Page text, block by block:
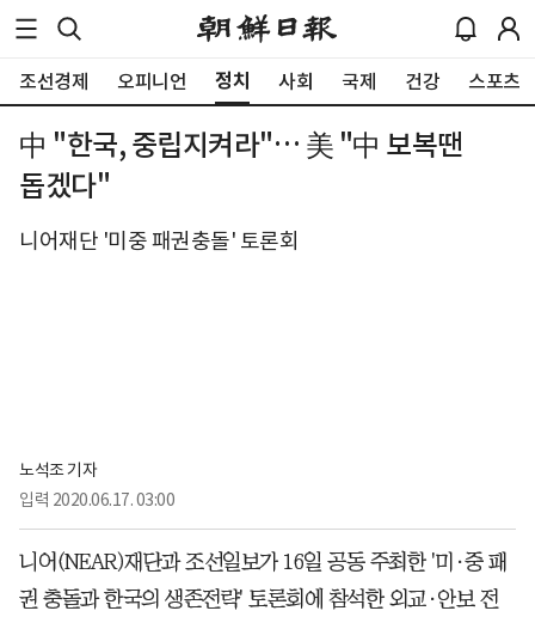
조선경제 오피니언 정치 사회 국제 건강 스포츠
中 "한국, 중립지켜라"… 美 "中 보복땐
돕겠다"
니어재단 '미중 패권충돌' 토론회
노석조 기자
입력 2020.06.17. 03:00
니어(NEAR)재단과 조선일보가 16일 공동 주최한 '미·중 패
권 충돌과 한국의 생존전략' 토론회에 참석한 외교·안보 전